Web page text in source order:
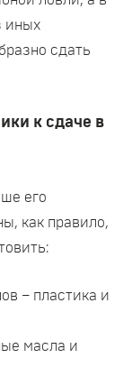
иных
сдать
к сдаче в
его
как правило,
– пластика и
масла и